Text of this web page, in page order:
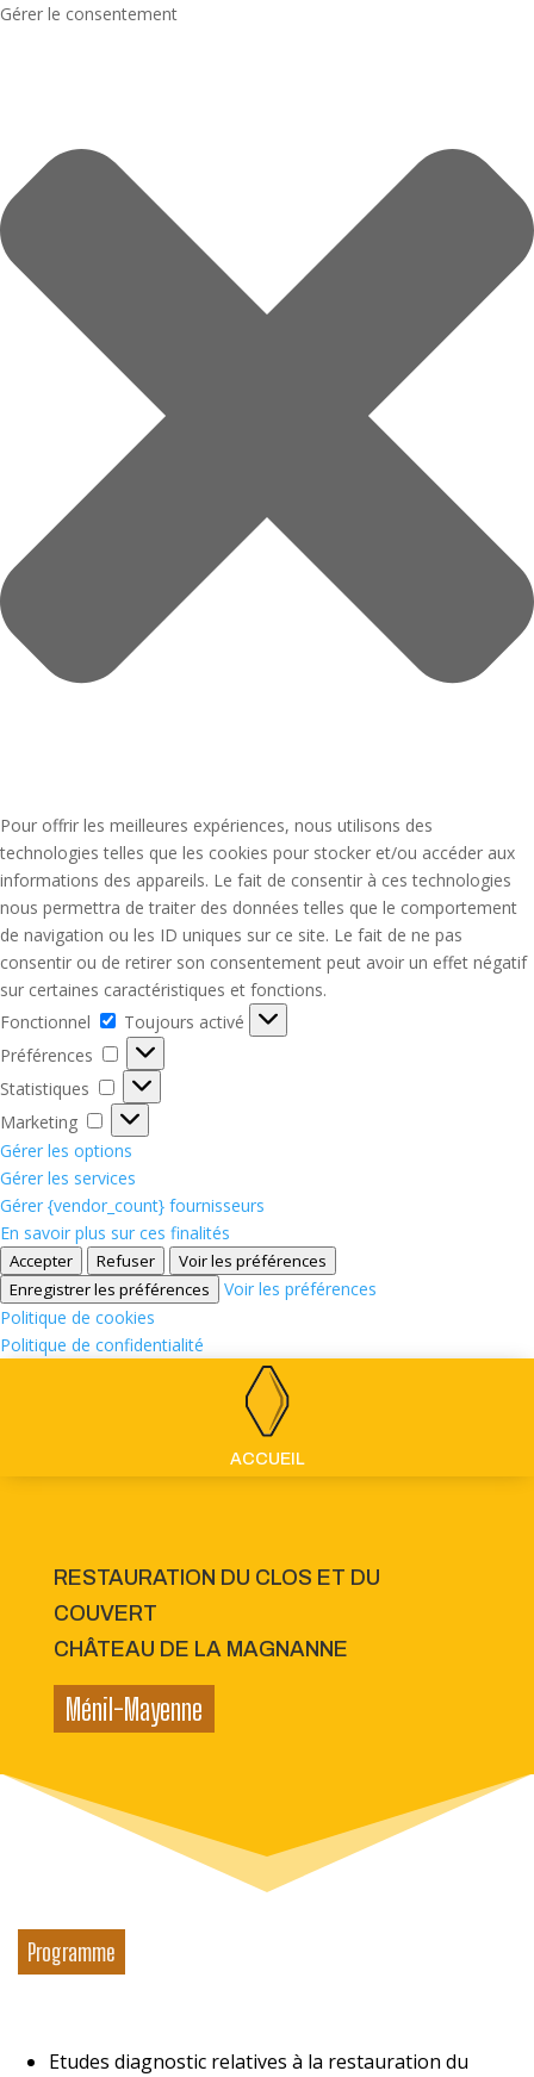
Gérer le consentement
Pour offrir les meilleures expériences, nous utilisons des
technologies telles que les cookies pour stocker et/ou accéder aux
informations des appareils. Le fait de consentir à ces technologies
nous permettra de traiter des données telles que le comportement
de navigation ou les ID uniques sur ce site. Le fait de ne pas
consentir ou de retirer son consentement peut avoir un effet négatif
sur certaines caractéristiques et fonctions.
Fonctionnel
Fonctionnel
Toujours activé
Préférences
Préférences
Statistiques
Statistiques
Marketing
Marketing
Gérer les options
Gérer les services
Gérer {vendor_count} fournisseurs
En savoir plus sur ces finalités
Accepter Refuser
Voir les préférences
Enregistrer les préférences
Voir les préférences
Politique de cookies
Politique de confidentialité
ACCUEIL
RESTAURATION DU CLOS ET DU
COUVERT
CHÂTEAU DE LA MAGNANNE
Ménil-Mayenne
Programme
Etudes diagnostic relatives à la restauration du